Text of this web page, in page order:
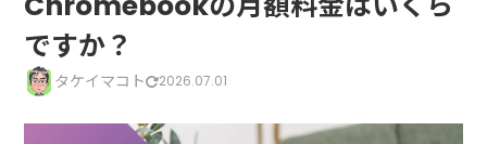
ですか？
タケイマコト 2026.07.01